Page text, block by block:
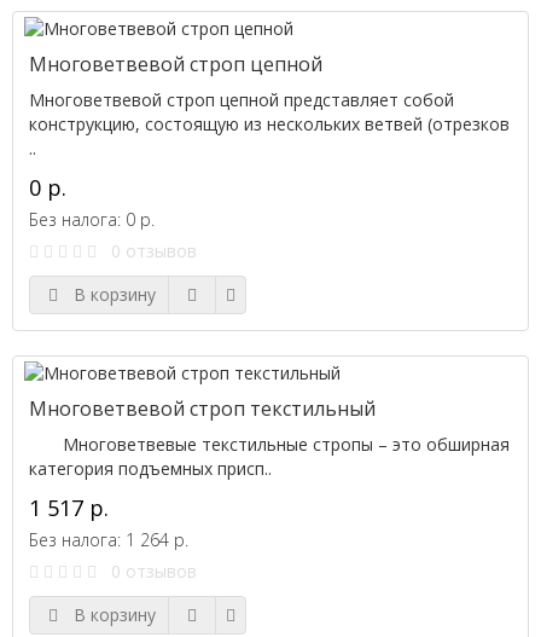
Многоветвевой строп цепной
Многоветвевой строп цепной представляет собой
конструкцию, состоящую из нескольких ветвей (отрезков
..
0 р.
Без налога: 0 р.
0 отзывов
В корзину
Многоветвевой строп текстильный
Многоветвевые текстильные стропы – это обширная
категория подъемных присп..
1 517 р.
Без налога: 1 264 р.
0 отзывов
В корзину